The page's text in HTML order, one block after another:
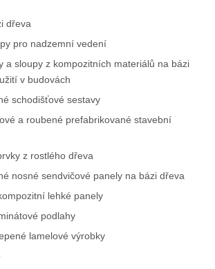
dřeva
pro nadzemní vedení
a sloupy z kompozitních materiálů na bázi
v budovách
schodišťové sestavy
a roubené prefabrikované stavební
z rostlého dřeva
nosné sendvičové panely na bázi dřeva
lehké panely
podlahy
lamelové výrobky